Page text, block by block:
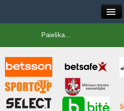
SFL taurė
7x7 CUP